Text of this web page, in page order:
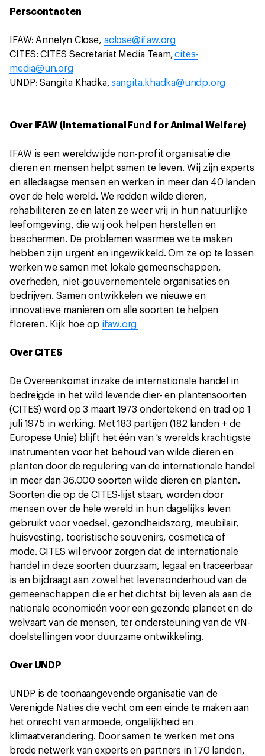
Perscontacten
IFAW: Annelyn Close, aclose@ifaw.org
CITES: CITES Secretariat Media Team,cites-
media@un.org
UNDP: Sangita Khadka,sangita.khadka@undp.org
Over IFAW (International Fund for Animal Welfare)
IFAW is een wereldwijde non-profit organisatie die
dieren en mensen helpt samen te leven. Wij zijn experts
en alledaagse mensen en werken in meer dan 40 landen
over de hele wereld. We redden wilde dieren,
rehabiliteren ze en laten ze weer vrij in hun natuurlijke
leefomgeving, die wij ook helpen herstellen en
beschermen. De problemen waarmee we te maken
hebben zijn urgent en ingewikkeld. Om ze op te lossen
werken we samen met lokale gemeenschappen,
overheden, niet-gouvernementele organisaties en
bedrijven. Samen ontwikkelen we nieuwe en
innovatieve manieren om alle soorten te helpen
floreren. Kijk hoe op ifaw.org
Over CITES
De Overeenkomst inzake de internationale handel in
bedreigde in het wild levende dier- en plantensoorten
(CITES) werd op 3 maart 1973 ondertekend en trad op 1
juli 1975 in werking. Met 183 partijen (182 landen + de
Europese Unie) blijft het één van 's werelds krachtigste
instrumenten voor het behoud van wilde dieren en
planten door de regulering van de internationale handel
in meer dan 36.000 soorten wilde dieren en planten.
Soorten die op de CITES-lijst staan, worden door
mensen over de hele wereld in hun dagelijks leven
gebruikt voor voedsel, gezondheidszorg, meubilair,
huisvesting, toeristische souvenirs, cosmetica of
mode. CITES wil ervoor zorgen dat de internationale
handel in deze soorten duurzaam, legaal en traceerbaar
is en bijdraagt aan zowel het levensonderhoud van de
gemeenschappen die er het dichtst bij leven als aan de
nationale economieën voor een gezonde planeet en de
welvaart van de mensen, ter ondersteuning van de VN-
doelstellingen voor duurzame ontwikkeling.
Over UNDP
UNDP is de toonaangevende organisatie van de
Verenigde Naties die vecht om een einde te maken aan
het onrecht van armoede, ongelijkheid en
klimaatverandering. Door samen te werken met ons
brede netwerk van experts en partners in 170 landen,